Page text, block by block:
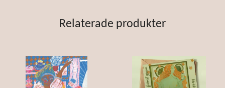
Relaterade produkter